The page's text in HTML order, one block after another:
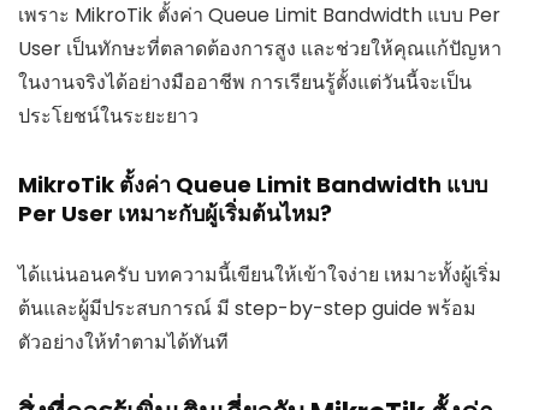
เพราะ MikroTik ตั้งค่า Queue Limit Bandwidth แบบ Per
User เป็นทักษะที่ตลาดต้องการสูง และช่วยให้คุณแก้ปัญหา
ในงานจริงได้อย่างมืออาชีพ การเรียนรู้ตั้งแต่วันนี้จะเป็น
ประโยชน์ในระยะยาว
MikroTik ตั้งค่า Queue Limit Bandwidth แบบ
Per User เหมาะกับผู้เริ่มต้นไหม?
ได้แน่นอนครับ บทความนี้เขียนให้เข้าใจง่าย เหมาะทั้งผู้เริ่ม
ต้นและผู้มีประสบการณ์ มี step-by-step guide พร้อม
ตัวอย่างให้ทำตามได้ทันที